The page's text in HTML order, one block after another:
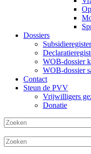
Dossiers
Subsidieregister
WOB-dossier
WOB-dossier
Contact
Steun de PVV
Vrijwilligers
Donatie